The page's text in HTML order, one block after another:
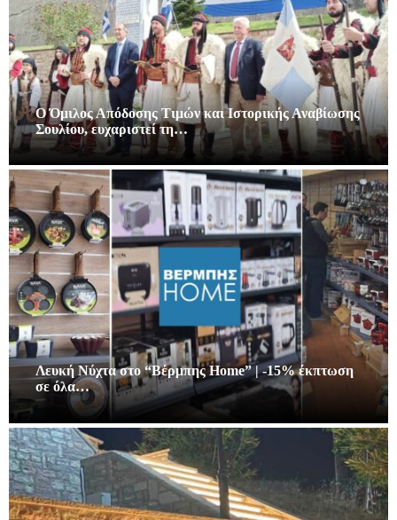
Ο Όμιλος Απόδοσης Τιμών και Ιστορικής Αναβίωσης
Σουλίου, ευχαριστεί τη…
Λευκή Νύχτα στο “Βέρμπης Home” | -15% έκπτωση
σε όλα…